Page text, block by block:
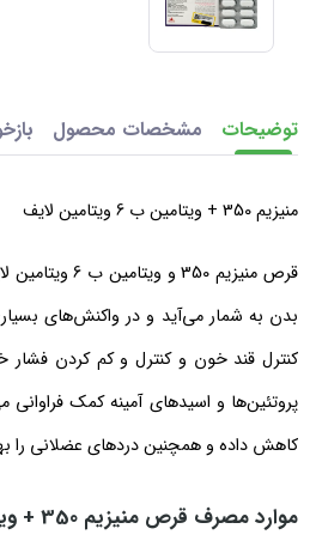
توضیحات مشخصات محصول
منیزیم 350 + ویتامین ب 6 ویتامین لایف
بدن به شمار می‌آید و در واکنش‌های
کنترل قند خون و کنترل وکم کردن فشار
پروتئین‌ها و اسیدهای آمینه کمک
کاهش داده و همچنین دردهای عضلانی را
موارد مصرف قرص منیزیم 350 + ویتامین ب 6 ویتامین لایف :